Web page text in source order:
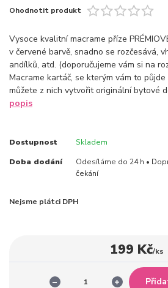
Ohodnotit produkt
Vysoce kvalitní macrame příze
v červené barvě, snadno se rozčesává,
andílků, atd. (doporučujeme vám si na
Macrame kartáč, se kterým vám to
můžete z nich vytvořit originální bytové
popis
Dostupnost Skladem
Doba dodání
Odesíláme do 24 h •
čekání
Nejsme plátci DPH
199 Kč/ks